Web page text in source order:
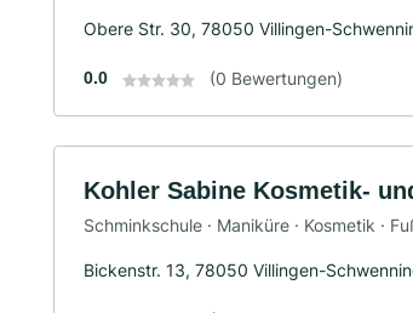
Obere Str. 30, 78050 Villingen-
0.0 (0 Bewertungen)
Kohler Sabine Kosmetik-
Schminkschule · Maniküre · Kosmetik ·
Bickenstr. 13, 78050 Villingen-